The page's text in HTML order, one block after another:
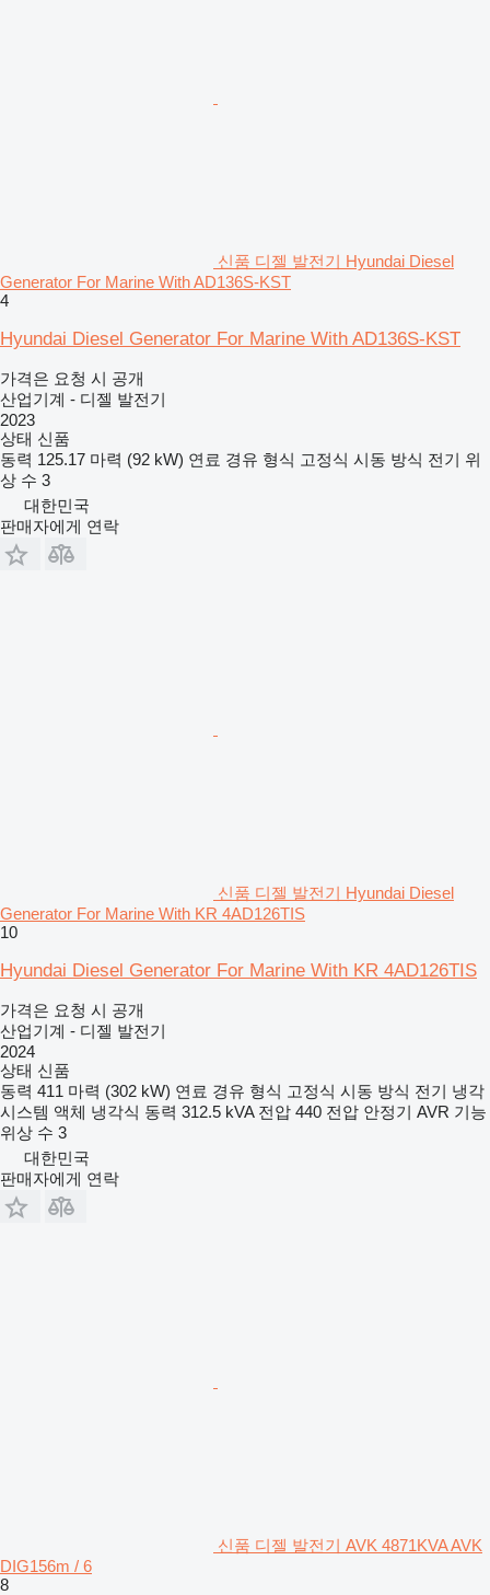
신품 디젤 발전기 Hyundai Diesel
Generator For Marine With AD136S-KST
4
Hyundai Diesel Generator For Marine With AD136S-KST
가격은 요청 시 공개
산업기계 - 디젤 발전기
2023
상태 신품
동력 125.17 마력 (92 kW) 연료 경유 형식 고정식 시동 방식 전기 위
상 수 3
대한민국
판매자에게 연락
신품 디젤 발전기 Hyundai Diesel
Generator For Marine With KR 4AD126TIS
10
Hyundai Diesel Generator For Marine With KR 4AD126TIS
가격은 요청 시 공개
산업기계 - 디젤 발전기
2024
상태 신품
동력 411 마력 (302 kW) 연료 경유 형식 고정식 시동 방식 전기 냉각
시스템 액체 냉각식 동력 312.5 kVA 전압 440 전압 안정기 AVR 기능
위상 수 3
대한민국
판매자에게 연락
신품 디젤 발전기 AVK 4871KVA AVK
DIG156m / 6
8